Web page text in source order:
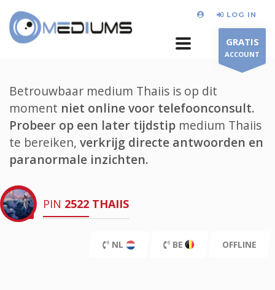
LOG IN
GRATIS
ACCOUNT
Betrouwbaar medium Thaiis is op dit
moment niet online voor telefoonconsult.
Probeer op een later tijdstip medium Thaiis
te bereiken, verkrijg directe antwoorden en
paranormale inzichten.
PIN 2522 THAIIS
NL BE OFFLINE